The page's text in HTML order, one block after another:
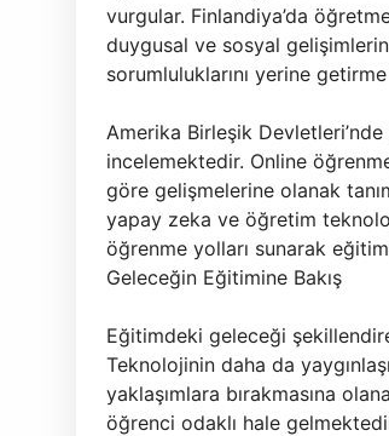
vurgular. Finlandiya’da
duygusal ve sosyal
sorumluluklarını yerine getirme
Amerika Birleşik
incelemektedir. Online
göre gelişmelerine olanak
yapay zeka ve öğretim
öğrenme yolları sunarak
Geleceğin Eğitimine Bakış
Eğitimdeki geleceği
Teknolojinin daha da
yaklaşımlara bırakmasına
öğrenci odaklı hale